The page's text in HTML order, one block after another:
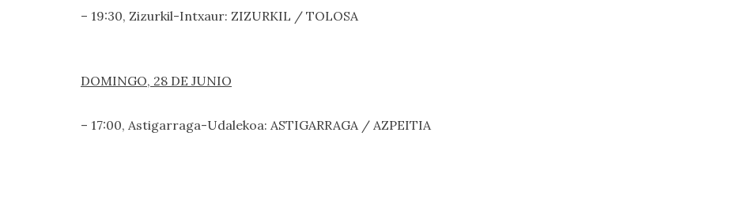
– 19:30, Zizurkil-Intxaur: ZIZURKIL / TOLOSA
DOMINGO, 28 DE JUNIO
– 17:00, Astigarraga-Udalekoa: ASTIGARRAGA / AZPEITIA